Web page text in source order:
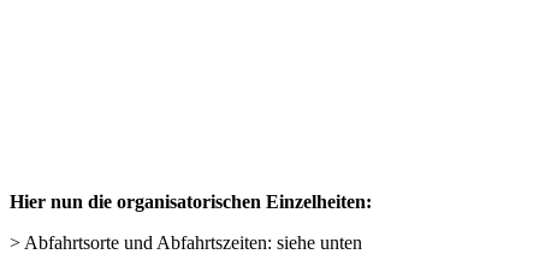
Hier nun die organisatorischen Einzelheiten:
> Abfahrtsorte und Abfahrtszeiten: siehe unten